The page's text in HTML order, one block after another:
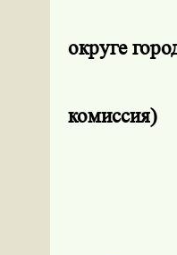
округе
комиссия)